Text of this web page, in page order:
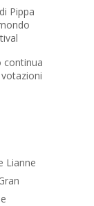
Pippa
continua
Lianne